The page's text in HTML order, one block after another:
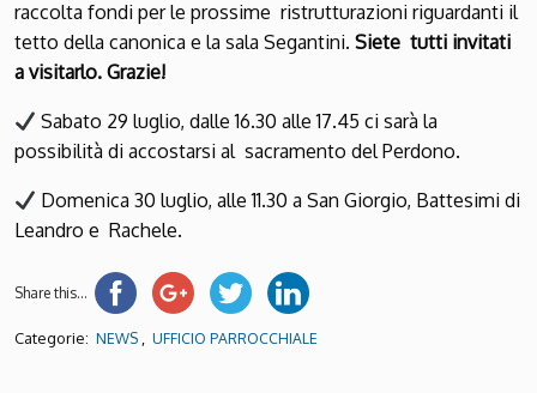
raccolta fondi per le prossime ristrutturazioni riguardanti il
tetto della canonica e la sala Segantini. Siete tutti invitati
a visitarlo. Grazie!
Sabato 29 luglio, dalle 16.30 alle 17.45 ci sarà la
possibilità di accostarsi al sacramento del Perdono.
Domenica 30 luglio, alle 11.30 a San Giorgio, Battesimi di
Leandro e Rachele.
Share this...
Categorie: NEWS , UFFICIO PARROCCHIALE